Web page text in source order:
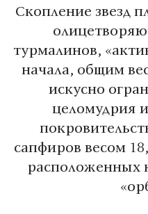
Скопление звезд
турмалинов,
начала, общим
искусно
целомудрия
сапфиров весом
расположенных